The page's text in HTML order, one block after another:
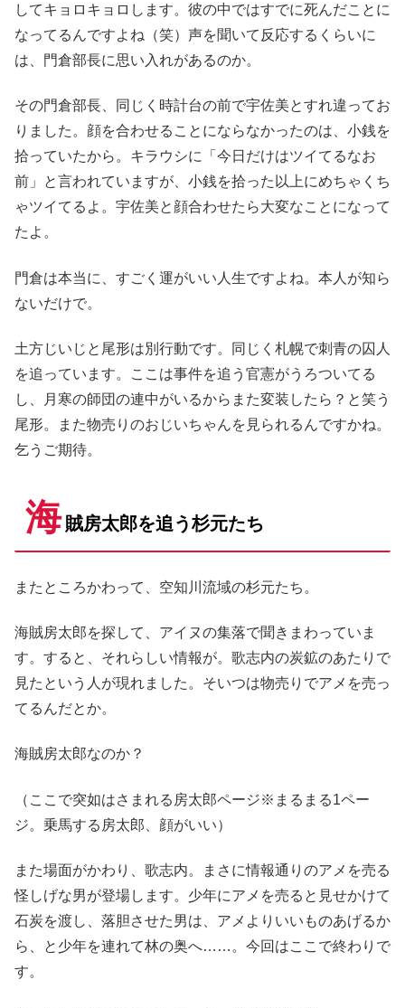
してキョロキョロします。彼の中ではすでに死んだことに
なってるんですよね（笑）声を聞いて反応するくらいに
は、門倉部長に思い入れがあるのか。
その門倉部長、同じく時計台の前で宇佐美とすれ違ってお
りました。顔を合わせることにならなかったのは、小銭を
拾っていたから。キラウシに「今日だけはツイてるなお
前」と言われていますが、小銭を拾った以上にめちゃくち
ゃツイてるよ。宇佐美と顔合わせたら大変なことになって
たよ。
門倉は本当に、すごく運がいい人生ですよね。本人が知ら
ないだけで。
土方じいじと尾形は別行動です。同じく札幌で刺青の囚人
を追っています。ここは事件を追う官憲がうろついてる
し、月寒の師団の連中がいるからまた変装したら？と笑う
尾形。また物売りのおじいちゃんを見られるんですかね。
乞うご期待。
海 賊房太郎を追う杉元たち
またところかわって、空知川流域の杉元たち。
海賊房太郎を探して、アイヌの集落で聞きまわっていま
す。すると、それらしい情報が。歌志内の炭鉱のあたりで
見たという人が現れました。そいつは物売りでアメを売っ
てるんだとか。
海賊房太郎なのか？
（ここで突如はさまれる房太郎ページ※まるまる1ペー
ジ。乗馬する房太郎、顔がいい）
また場面がかわり、歌志内。まさに情報通りのアメを売る
怪しげな男が登場します。少年にアメを売ると見せかけて
石炭を渡し、落胆させた男は、アメよりいいものあげるか
ら、と少年を連れて林の奥へ……。今回はここで終わりで
す。